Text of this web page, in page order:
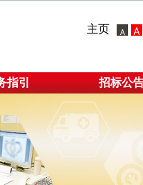
主页
指引 招标公